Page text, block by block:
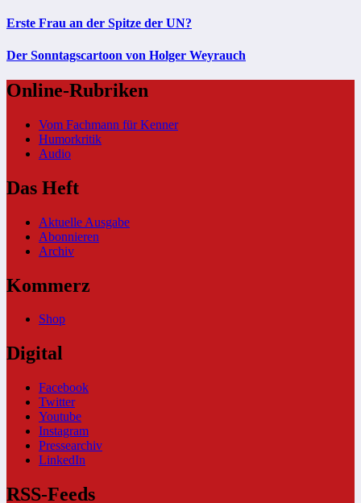
Erste Frau an der Spitze der UN?
Der Sonntagscartoon von Holger Weyrauch
Online-Rubriken
Vom Fachmann für Kenner
Humorkritik
Audio
Das Heft
Aktuelle Ausgabe
Abonnieren
Archiv
Kommerz
Shop
Digital
Facebook
Twitter
Youtube
Instagram
Pressearchiv
LinkedIn
RSS-Feeds